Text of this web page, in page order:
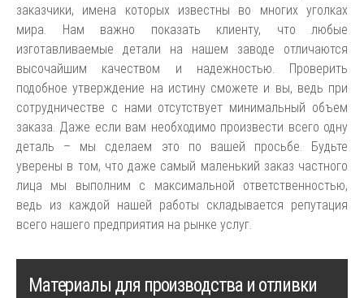
заказчики, имена которых известны во многих уголках
мира. Нам важно показать клиенту, что любые
изготавливаемые детали на нашем заводе отличаются
высочайшим качеством и надежностью. Проверить
подобное утверждение на истину сможете и вы, ведь при
сотрудничестве с нами отсутствует минимальный объем
заказа. Даже если вам необходимо произвести всего одну
деталь – мы сделаем это по вашей просьбе. Будьте
уверены в том, что даже самый маленький заказ частного
лица мы выполним с максимальной ответственностью,
ведь из каждой нашей работы складывается репутация
всего нашего предприятия на рынке услуг.
Материалы для производства и отливки